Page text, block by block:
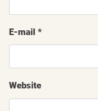
E-mail *
Website